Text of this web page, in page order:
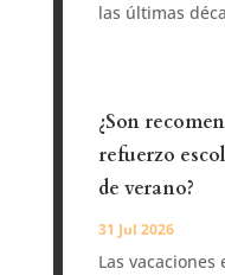
las últimas
¿Son
refuerzo
de verano?
31 Jul 2026
Las